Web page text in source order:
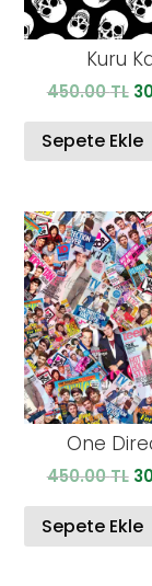
Kuru
450.00TL
Sepete Ekle
One
450.00TL
Sepete Ekle